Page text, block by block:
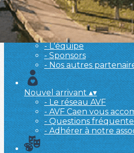
L'association▴▾
- L'association
- Brochure
- L'équipe
- Sponsors
- Nos autres
Nouvel arrivant▴▾
- Le réseau AVF
- AVF Caen vous
- Questions
- Adhérer à notre